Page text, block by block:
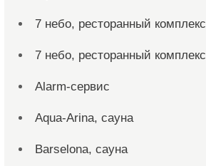
7 небо, ресторанный комплекс
7 небо, ресторанный комплекс
Alarm-сервис
Aqua-Arina, сауна
Barselona, сауна